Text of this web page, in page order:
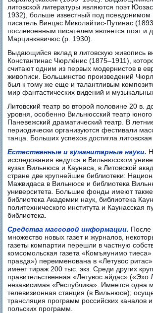
литовской литературы являются поэт
1932), больше известный под
писатель Винцас Миколайтис-Путинас
послевоенным писателем является поэт и
Марцинкявичюс (р. 1930).
Выдающийся вклад в литовскую живопись
Константинас Чюрлёнис (1875–1911),
считают одним из первых модернистов в
живописи. Большинство произведений
был к тому же еще и талантливым
мир фантастических видений и
Литовский театр во второй половине 20 в.
уровня, особенно Вильнюсский театр юного
Паневежский драматический театр. В
периодически организуются фестивали
танца. Больших успехов достигла
Естественные и гуманитарные науки.
исследования ведутся в Вильнюсском
вузах Вильнюса и Каунаса, в Литовской
стране две крупнейшие библиотеки:
Мажвидаса в Вильнюсе и библиотека
университета. Большие фонды имеют
библиотека Академии наук, библиотека
политехнического института и Каунасская
библиотека.
Средства массовой информации. После
множество новых газет и журналов,
газеты компартии перешли в частную
комсомольская газета «Комъяунимо
правда») переименована в «Летувос
имеет тираж 200 тыс. экз. Среди других
правительственная «Летувос айдас» («Эхо
независимая «Республика». Имеется одна
телевизионная станция (в Вильнюсе);
трансляция программ российских каналов
польских программ.